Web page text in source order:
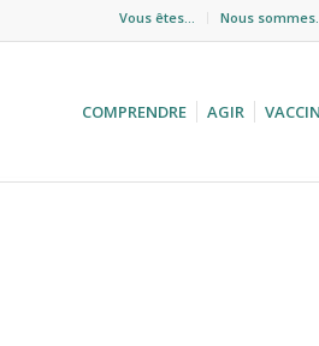
Vous êtes… Nous
COMPRENDRE AGIR